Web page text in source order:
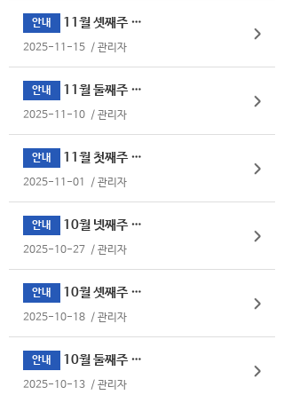
안내 11월 셋째주 식단표
2025-11-15 / 관리자
안내 11월 둘째주 식단표
2025-11-10 / 관리자
안내 11월 첫째주 식단표
2025-11-01 / 관리자
안내 10월 넷째주 식단표
2025-10-27 / 관리자
안내 10월 셋째주 식단표
2025-10-18 / 관리자
안내 10월 둘째주 식단표
2025-10-13 / 관리자